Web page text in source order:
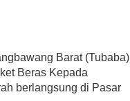
Barat (Tubaba)
Beras Kepada
berlangsung di Pasar